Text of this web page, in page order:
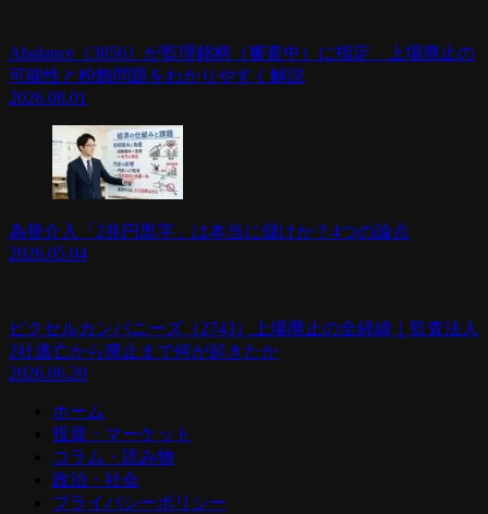
Abalance（3856）が監理銘柄（審査中）に指定 上場廃止の
可能性と粉飾問題をわかりやすく解説
2026.08.01
為替介入「2兆円黒字」は本当に儲けか？4つの論点
2026.05.04
ピクセルカンパニーズ（2743）上場廃止の全経緯｜監査法人
2社逃亡から廃止まで何が起きたか
2026.06.20
ホーム
投資・マーケット
コラム・読み物
政治・社会
プライバシーポリシー